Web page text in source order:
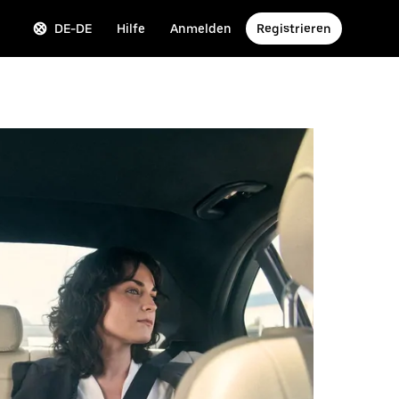
DE-DE Hilfe Anmelden Registrieren